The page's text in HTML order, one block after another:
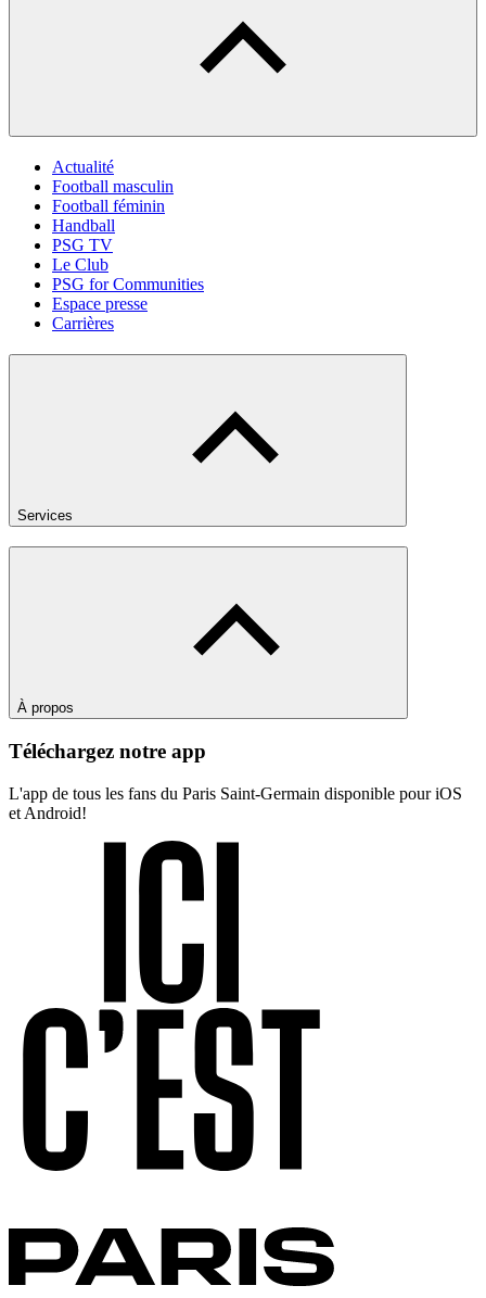
Actualité
Football masculin
Football féminin
Handball
PSG TV
Le Club
PSG for Communities
Espace presse
Carrières
Services
À propos
Téléchargez notre app
L'app de tous les fans du Paris Saint-Germain disponible pour iOS
et Android!